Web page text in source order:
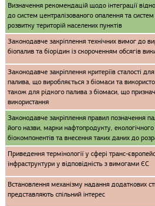
Визначення рекомендацій щодо інтеграції
до систем централізованого опалення та
розвитку територій населених пунктів
Законодавче закріплення технічних вимог до
біопалив та біорідин із скороченням обсягів
Законодавче закріплення критеріїв сталості
палива, що виробляється з біомаси та
також для рідкого палива з біомаси, що
використання
Законодавче закріплення правил позначення
його назви, марки нафтопродукту, екологічного
біокомпонентів та внесення таких даних до
Приведення термінології у сфері транс-
інфраструктури у відповідність з вимогами ЄС
Встановлення механізму надання додаткових
представляють спільний інтерес